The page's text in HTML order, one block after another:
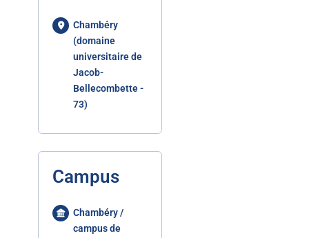
Chambéry
(domaine
universitaire de
Jacob-
Bellecombette -
73)
Campus
Chambéry /
campus de